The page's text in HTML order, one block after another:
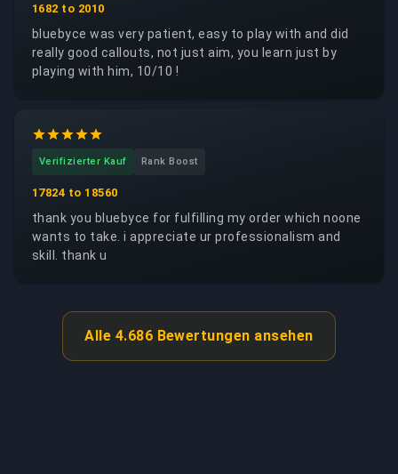
1682 to 2010
bluebyce was very patient, easy to play with and did
really good callouts, not just aim, you learn just by
playing with him, 10/10 !
Verifizierter Kauf Rank Boost
17824 to 18560
thank you bluebyce for fulfilling my order which noone
wants to take. i appreciate ur professionalism and
skill. thank u
Alle 4.686 Bewertungen ansehen